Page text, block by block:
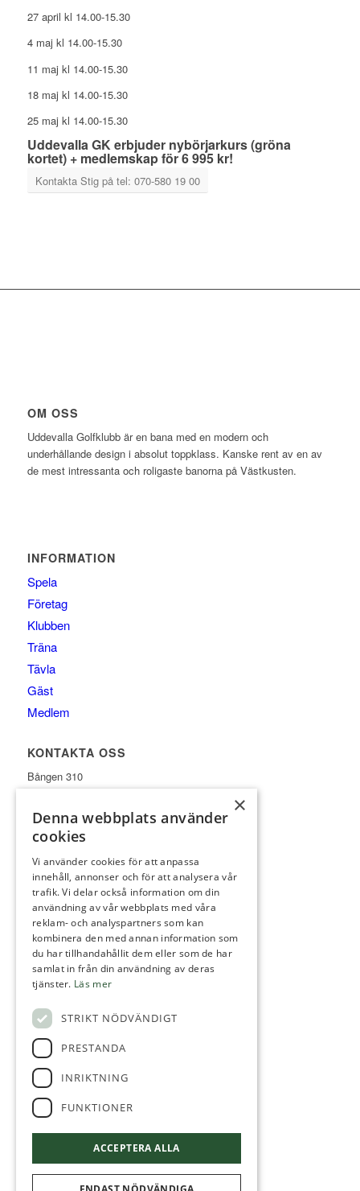
27 april kl 14.00-15.30
4 maj kl 14.00-15.30
11 maj kl 14.00-15.30
18 maj kl 14.00-15.30
25 maj kl 14.00-15.30
Uddevalla GK erbjuder nybörjarkurs (gröna
kortet) + medlemskap för 6 995 kr!
Kontakta Stig på tel: 070-580 19 00
OM OSS
Uddevalla Golfklubb är en bana med en modern och
underhållande design i absolut toppklass. Kanske rent av en av
de mest intressanta och roligaste banorna på Västkusten.
INFORMATION
Spela
Företag
Klubben
Träna
Tävla
Gäst
Medlem
KONTAKTA OSS
Bången 310
0522-82501
ekonomi@uddevallagk.se
BETALA
Min golf
Swish: 123-614 13 37
Bankgiro: 5383-0493
FÖLJ OSS
×
Denna webbplats använder
cookies
Vi använder cookies för att anpassa
innehåll, annonser och för att analysera vår
trafik. Vi delar också information om din
användning av vår webbplats med våra
reklam- och analyspartners som kan
kombinera den med annan information som
du har tillhandahållit dem eller som de har
samlat in från din användning av deras
tjänster. Läs mer
STRIKT NÖDVÄNDIGT
PRESTANDA
INRIKTNING
FUNKTIONER
ACCEPTERA ALLA